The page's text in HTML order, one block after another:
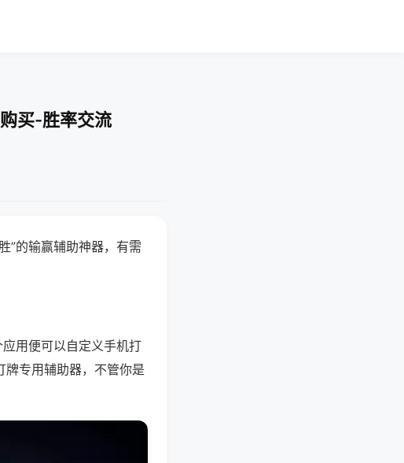
买-胜率交流
”的输赢辅助神器，有需
用便可以自定义手机打
牌专用辅助器，不管你是